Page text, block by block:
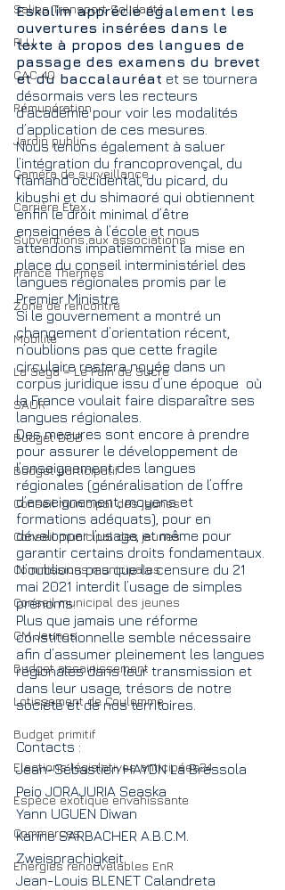
Salies Transport Solidarité
PLU
CAC 40
Rémunération
Jardin public
Caméra de surveillance
Carrière Etex
Subventions aux associations
France Thermes
Zone de rencontre
Mobilité
La Sèga = Le Pain de Sucre
SAUR
Budget DOB
Budget participatif
Conseil municipal des jeunes
Conseil municipal des jeunes
Commissions municipales
Conseil municipal des jeunes
CM Jeunes
Budget assainissement
Lotissement de Coulomme
Budget primitif
Elections législatives anticipées24
Espèce exotique envahissante
Commerces
Energies renouvelables EnR
Eskolim apprécie également les
ouvertures insérées dans le
texte à propos des langues de
passage des examens du brevet
et du baccalauréat et se tournera
désormais vers les recteurs
d’académie pour voir les modalités
d’application de ces mesures.
Nous tenons également à saluer
l’intégration du francoprovençal, du
flamand occidental, du picard, du
kibushi et du shimaoré qui obtiennent
enfin le droit minimal d’être
enseignées à l’école et nous
attendons impatiemment la mise en
place du conseil interministériel des
langues régionales promis par le
Premier Ministre.
Si le gouvernement a montré un
changement d’orientation récent,
n’oublions pas que cette fragile
circulaire restera noyée dans un
corpus juridique issu d’une époque  où
la France voulait faire disparaître ses
langues régionales.
Des mesures sont encore à prendre
pour assurer le développement de
l’enseignement des langues
régionales (généralisation de l’offre
d’enseignement, moyens et
formations adéquats), pour en
développer l’usage, et même pour
garantir certains droits fondamentaux.
N’oublions pas que la censure du 21
mai 2021 interdit l’usage de simples
prénoms.
Plus que jamais une réforme
constitutionnelle semble nécessaire
afin d’assumer pleinement les langues
régionales dans leur transmission et
dans leur usage, trésors de notre
société et de nos territoires.
Contacts :
Jean-Sébastien HAYDN La Bressola
Peio JORAJURIA Seaska
Yann UGUEN Diwan
Karine SARBACHER A.B.C.M.
Zweisprachigkeit
Jean-Louis BLENET Calandreta